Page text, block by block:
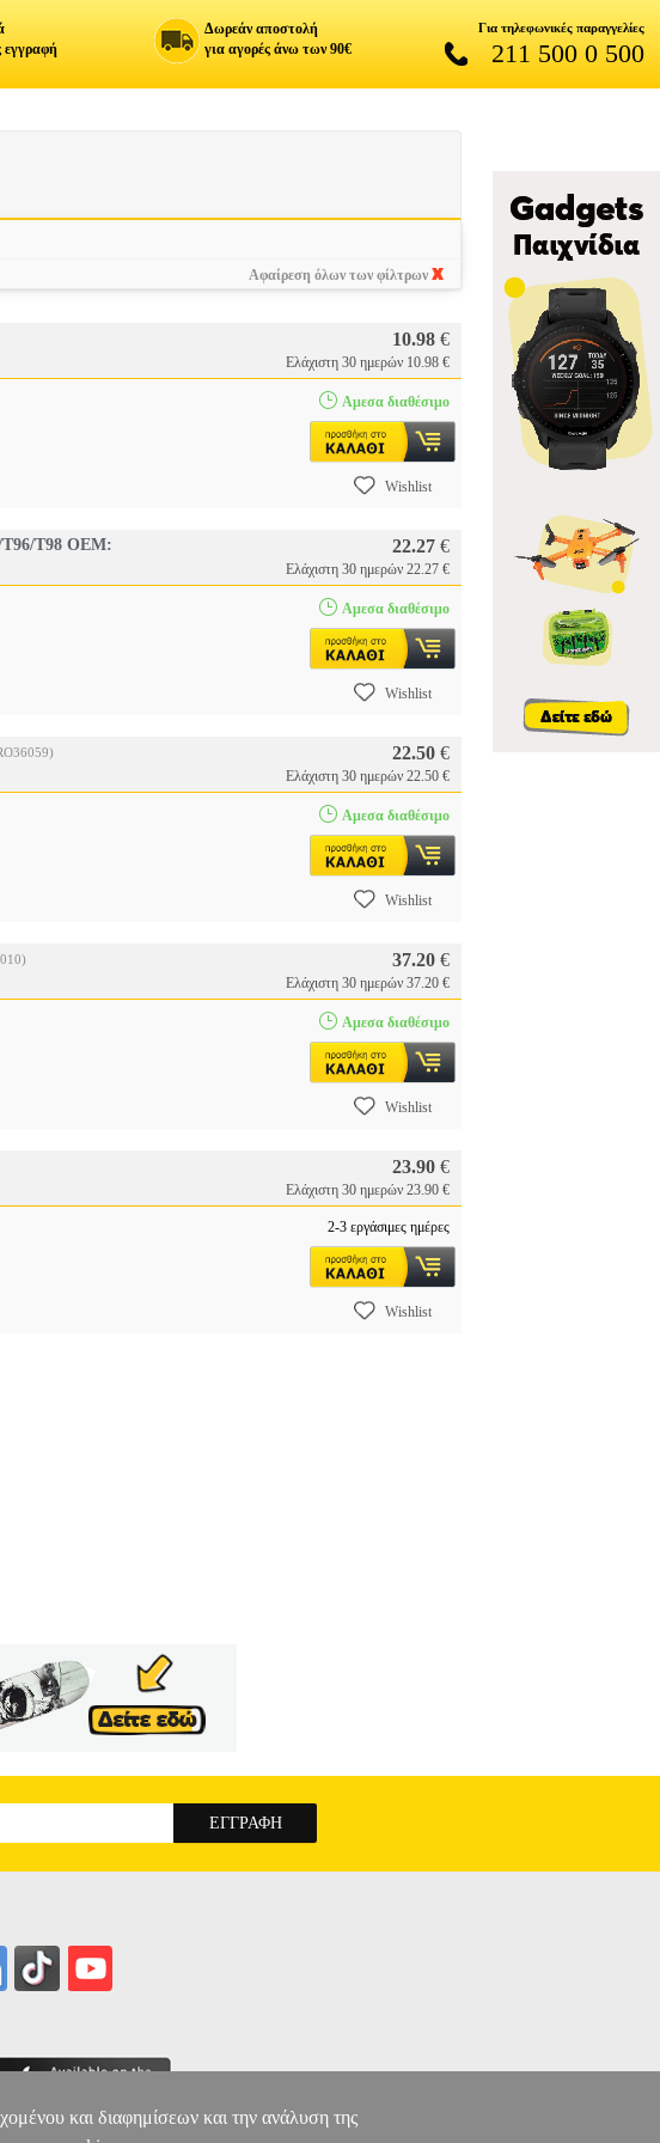
εγγραφή
Δωρεάν αποστολή
για αγορές άνω των 90€
Για τηλεφωνικές παραγγελίες
211 500 0 500
Αφαίρεση όλων των φίλτρων
10.98 €
Ελάχιστη 30 ημερών 10.98 €
Αμεσα διαθέσιμο
Wishlist
T98 OEM:
22.27 €
Ελάχιστη 30 ημερών 22.27 €
Αμεσα διαθέσιμο
Wishlist
22.50 €
Ελάχιστη 30 ημερών 22.50 €
Αμεσα διαθέσιμο
Wishlist
37.20 €
Ελάχιστη 30 ημερών 37.20 €
Αμεσα διαθέσιμο
Wishlist
23.90 €
Ελάχιστη 30 ημερών 23.90 €
2-3 εργάσιμες ημέρες
Wishlist
και διαφημίσεων και την ανάλυση της